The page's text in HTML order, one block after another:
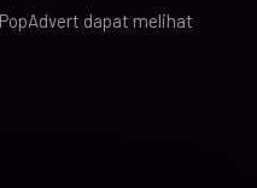
dapat melihat